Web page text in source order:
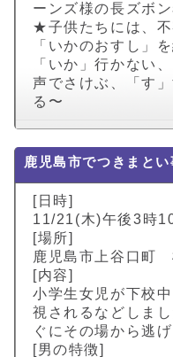
ーンズ様の長ズボン
★子供たちには、
「いかのおすし」
「いか」行かない
声でさけぶ、「す
る〜
鹿児島市でつきまとい
[日時]
11/21(木)午後3時
[場所]
鹿児島市上谷口町
[内容]
小学生女児が下校
視されるなどしま
ぐにその場から逃
[男の特徴]